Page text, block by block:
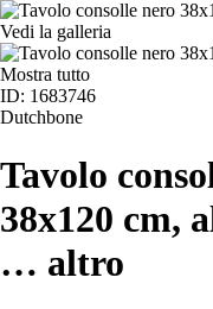
Vedi la galleria
Mostra tutto
ID: 1683746
Dutchbone
Tavolo
38x120 cm,
… altro